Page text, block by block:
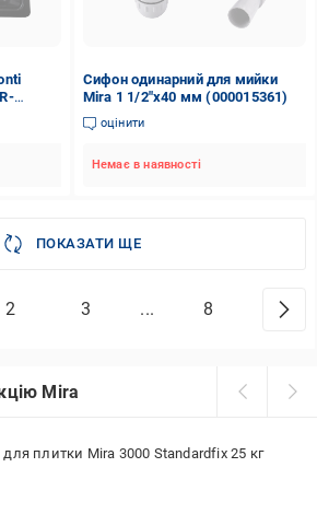
Сифон одинарний для мийки
Mira 1 1/2"х40 мм (000015361)
оцінити
Немає в наявності
ПОКАЗАТИ ЩЕ
2 3 ... 8
Mira
для плитки Mira 3000 Standardfix 25 кг